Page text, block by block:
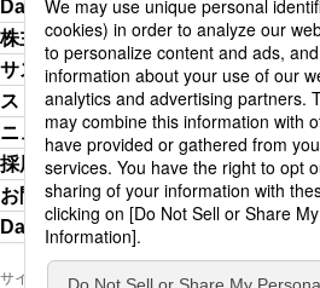
Daiichi Lifeグループについて
株主・投資家の皆さま
サステナビリティ
ストーリー
ニュースリリース
採用情報
お問い合わせ
Daiichi Lifeグループ女子陸上競技部
サイトマップ ソーシャルメディア公式アカウント